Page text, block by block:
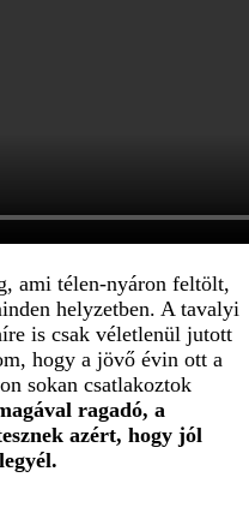
ami télen-nyáron feltölt,
helyzetben. A tavalyi
is csak véletlenül jutott
hogy a jövő évin ott a
sokan csatlakoztok
ragadó, a
azért, hogy jól